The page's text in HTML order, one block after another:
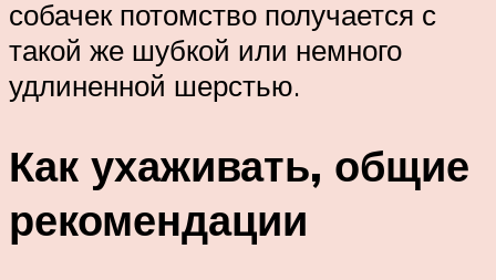
собачек потомство получается с
такой же шубкой или немного
удлиненной шерстью.
Как ухаживать, общие
рекомендации